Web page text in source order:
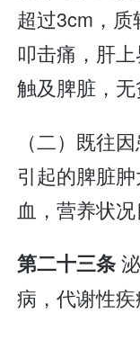
超过3cm，质
叩击痛，肝
触及脾脏，
（二）既往
引起的脾脏
血，营养状况
第二十三条
病，代谢性疾